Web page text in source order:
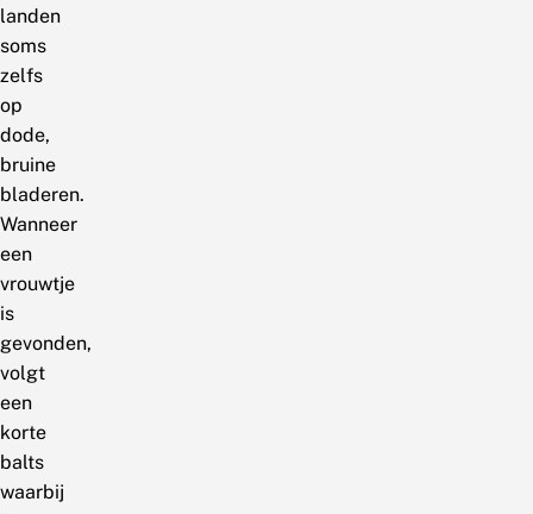
landen
soms
zelfs
op
dode,
bruine
bladeren.
Wanneer
een
vrouwtje
is
gevonden,
volgt
een
korte
balts
waarbij